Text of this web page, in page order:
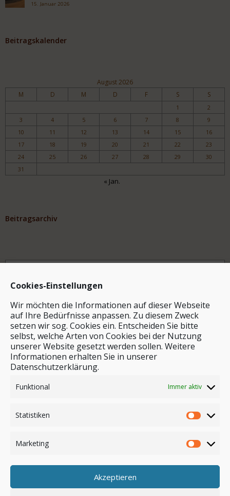
Cookies-Einstellungen
Wir möchten die Informationen auf dieser Webseite
auf Ihre Bedürfnisse anpassen. Zu diesem Zweck
setzen wir sog. Cookies ein. Entscheiden Sie bitte
selbst, welche Arten von Cookies bei der Nutzung
unserer Website gesetzt werden sollen. Weitere
Informationen erhalten Sie in unserer
Datenschutzerklärung.
Funktional Immer aktiv
Statistiken
Marketing
Akzeptieren
15. Januar 2026
Beitragskalender
August 2026
M D M D F S S
1
2
3
4 5 6 7 8
9
10
11 12 13 14 15
16
17
18 19 20 21 22
23
24
25 26 27 28 29
30
31
« Jan.
Beitragsarchiv
Archiv
Stichwortsuche
Anmelden